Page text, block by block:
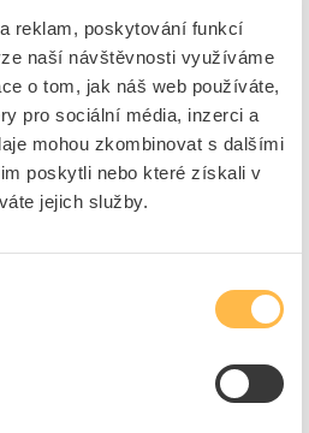
reklam, poskytování funkcí
naší návštěvnosti využíváme
o tom, jak náš web používáte,
pro sociální média, inzerci a
mohou zkombinovat s dalšími
poskytli nebo které získali v
jejich služby.
352,98 Kč/ks